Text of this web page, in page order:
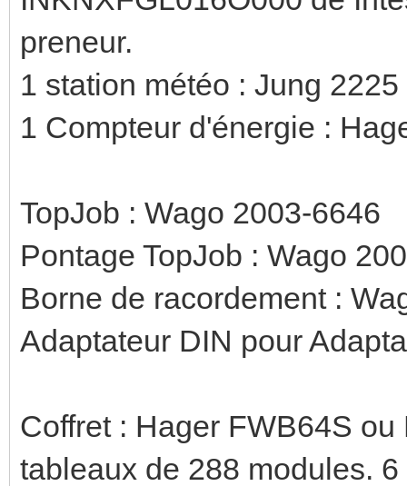
preneur.
1 station météo : Jung
1 Compteur d'énergie :
TopJob : Wago 2003-6646
Pontage TopJob : Wago
Borne de racordement :
Adaptateur DIN pour
Coffret : Hager FWB64S
tableaux de 288 modules.